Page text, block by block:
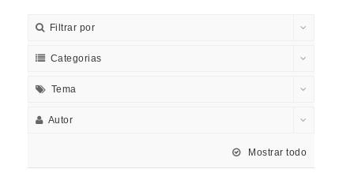
Filtrar por
Categorias
Tema
Autor
Mostrar todo